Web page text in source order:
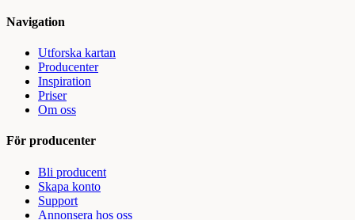
Navigation
Utforska kartan
Producenter
Inspiration
Priser
Om oss
För producenter
Bli producent
Skapa konto
Support
Annonsera hos oss